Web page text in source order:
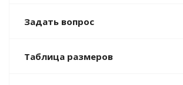
Задать вопрос
Таблица размеров